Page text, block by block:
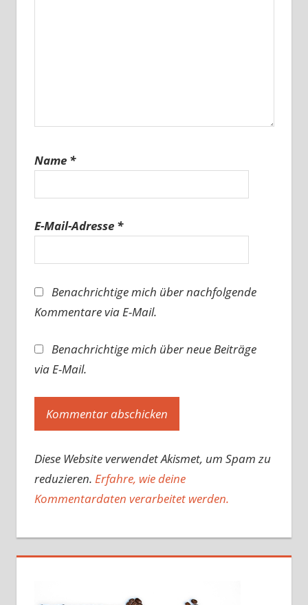
Name *
E-Mail-Adresse *
Benachrichtige mich über nachfolgende
Kommentare via E-Mail.
Benachrichtige mich über neue Beiträge
via E-Mail.
Diese Website verwendet Akismet, um Spam zu
reduzieren. Erfahre, wie deine
Kommentardaten verarbeitet werden.